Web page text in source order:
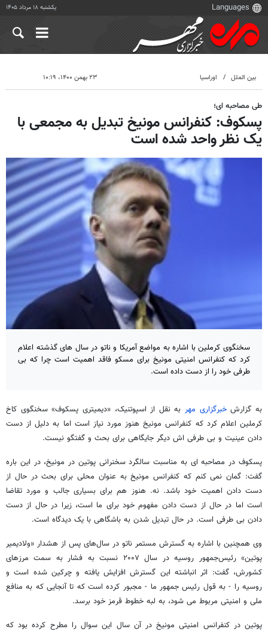
یکشنبه ۱۸ مرداد ۱۴۰۵
بین الملل اوراسیا ۲۳ بهمن ۱۴۰۰، ۱۰:۱۹
طی مصاحبه ای؛
پسکوف: کنفرانس مونیخ تبدیل به مجمعی با
یک نظر واحد شده است
سخنگوی کرملین با اشاره به مواضع آمریکا و ناتو در سال های گذشته اعلام
کرد که کنفرانس امنیتی مونیخ برای مسکو فاقد اهمیت است چرا که بی
طرفی خود را از دست داده است.
به گزارشخبرگزاری مهر به نقل از اسپوتنیک، «دیمیتری پسکوف» سخنگوی کاخ
کرملین اعلام کرد که کنفرانس مونیخ هنوز مورد نیاز است اما به دلیل از دست
دادن عینیت و بی طرفی اش دیگر جایگاهی برای بحث و گفتگو نیست.
پسکوف در مصاحبه ای به مناسبت سالگرد سخنرانی پوتین در مونیخ، در این باره
گفت: گمان نمی کنم که کنفرانس مونیخ به عنوان محلی برای بحث در حال از
دست دادن اهمیت خود باشد. نه. هنوز هم برای بسیاری جالب و مورد تقاضا
است اما در حال از دست دادن مفهوم خود برای ما است، زیرا در حال از دست
دادن بی طرفی است. در حال تبدیل شدن به باشگاهی با یک دیدگاه است.
وی همچنین با اشاره به گسترش مستمر ناتو در سال‌های پس از هشدار «ولادیمیر
پوتین» رئیس‌جمهور روسیه در سال ۲۰۰۷ نسبت به فشار به سمت مرزهای
کشورش، گفت: اثر انباشته این گسترش افزایش یافته و چرکین شده است و
روسیه را - به قول رئیس جمهور ما - مجبور کرده است که تا آنجایی که به منافع
ملی و امنیتی مربوط می شود، به لبه خطوط قرمز خود برسد.
پوتین در کنفرانس امنیتی مونیخ در آن سال این سوال را مطرح کرده بود که